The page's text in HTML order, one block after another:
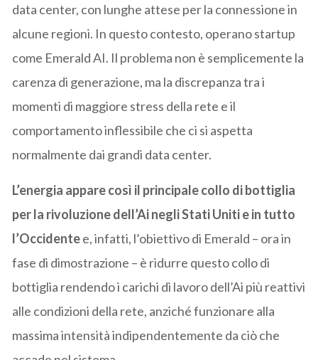
data center, con lunghe attese per la connessione in
alcune regioni. In questo contesto, operano startup
come Emerald AI. Il problema non è semplicemente la
carenza di generazione, ma la discrepanza tra i
momenti di maggiore stress della rete e il
comportamento inflessibile che ci si aspetta
normalmente dai grandi data center.
L’energia appare così il principale collo di bottiglia
per la rivoluzione dell’Ai negli Stati Uniti e in tutto
l’Occidentee, infatti, l’obiettivo di Emerald – ora in
fase di dimostrazione – è ridurre questo collo di
bottiglia rendendo i carichi di lavoro dell’Ai più reattivi
alle condizioni della rete, anziché funzionare alla
massima intensità indipendentemente da ciò che